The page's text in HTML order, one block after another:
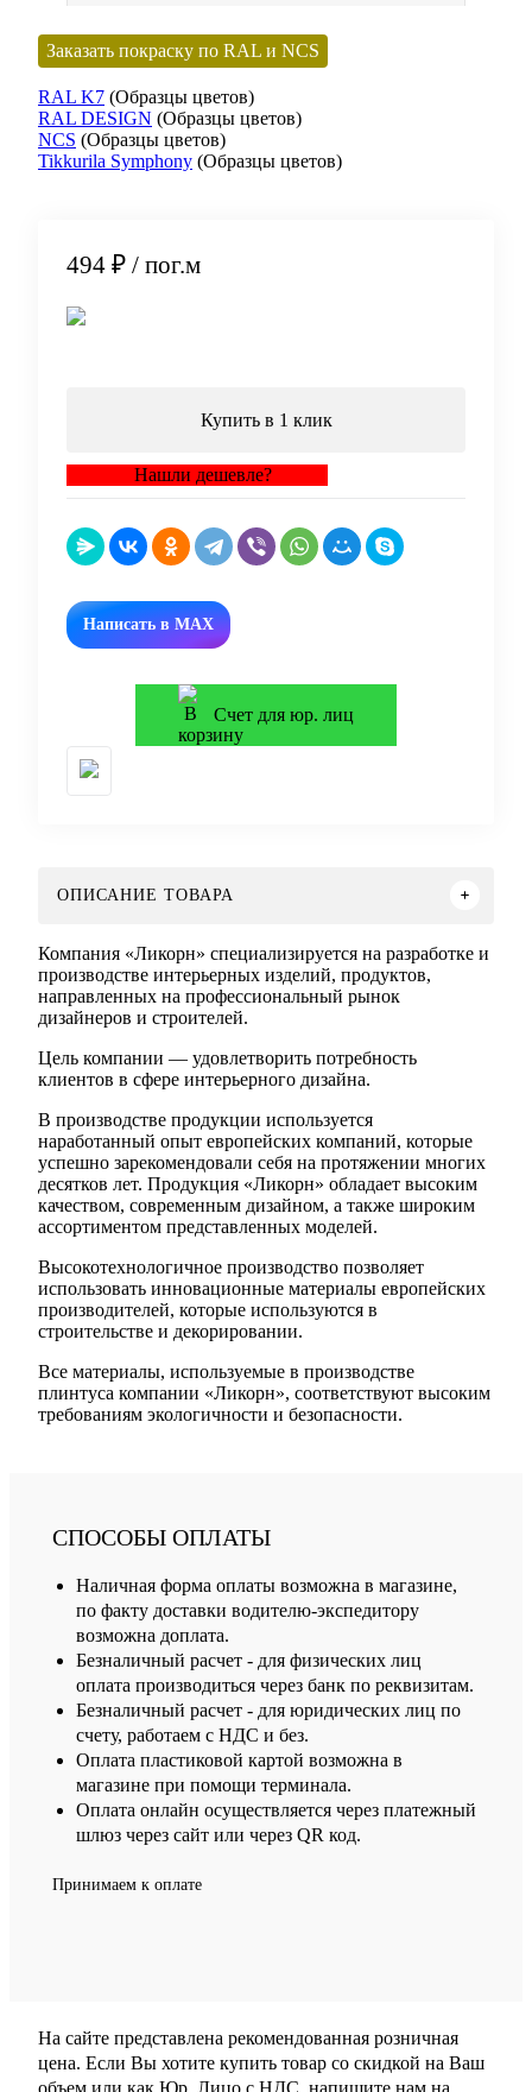
Заказать покраску по RAL и NCS
RAL K7 (Образцы цветов)
RAL DESIGN (Образцы цветов)
NCS (Образцы цветов)
Tikkurila Symphony (Образцы цветов)
494 ₽ / пог.м
Купить в 1 клик
Нашли дешевле?
Написать в MAX
Счет для юр. лиц
ОПИСАНИЕ ТОВАРА
Компания «Ликорн» специализируется на разработке и
производстве интерьерных изделий, продуктов,
направленных на профессиональный рынок
дизайнеров и строителей.
Цель компании — удовлетворить потребность
клиентов в сфере интерьерного дизайна.
В производстве продукции используется
наработанный опыт европейских компаний, которые
успешно зарекомендовали себя на протяжении многих
десятков лет. Продукция «Ликорн» обладает высоким
качеством, современным дизайном, а также широким
ассортиментом представленных моделей.
Высокотехнологичное производство позволяет
использовать инновационные материалы европейских
производителей, которые используются в
строительстве и декорировании.
Все материалы, используемые в производстве
плинтуса компании «Ликорн», соответствуют высоким
требованиям экологичности и безопасности.
СПОСОБЫ ОПЛАТЫ
Наличная форма оплаты возможна в магазине,
по факту доставки водителю-экспедитору
возможна доплата.
Безналичный расчет - для физических лиц
оплата производиться через банк по реквизитам.
Безналичный расчет - для юридических лиц по
счету, работаем с НДС и без.
Оплата пластиковой картой возможна в
магазине при помощи терминала.
Оплата онлайн осуществляется через платежный
шлюз через сайт или через QR код.
Принимаем к оплате
На сайте представлена рекомендованная розничная
цена. Если Вы хотите купить товар со скидкой на Ваш
объем или как Юр. Лицо с НДС, напишите нам на